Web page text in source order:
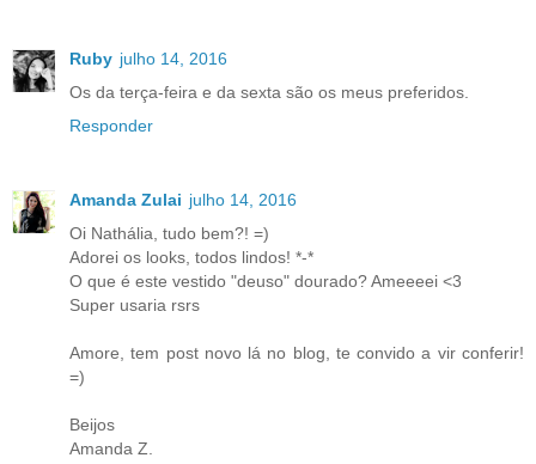
Ruby julho 14, 2016
Os da terça-feira e da sexta são os meus preferidos.
Responder
Amanda Zulai julho 14, 2016
Oi Nathália, tudo bem?! =)
Adorei os looks, todos lindos! *-*
O que é este vestido "deuso" dourado? Ameeeei <3
Super usaria rsrs
Amore, tem post novo lá no blog, te convido a vir conferir!
=)
Beijos
Amanda Z.